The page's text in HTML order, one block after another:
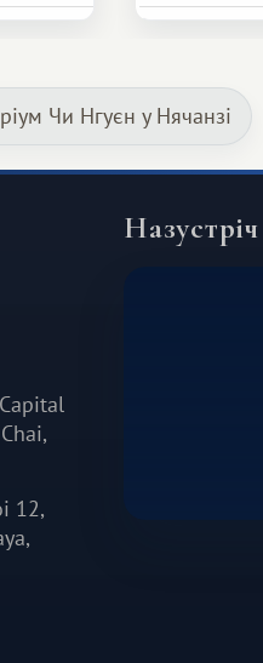
обмінної
який
інший
Чи Нгуєн у Нячанзі
12,